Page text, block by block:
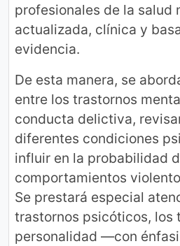
profesionales de la salud
actualizada, clínica y
evidencia.
De esta manera, se
entre los trastornos
conducta delictiva,
diferentes condiciones
influir en la probabilidad
comportamientos
Se prestará especial
trastornos psicóticos, los
personalidad —con